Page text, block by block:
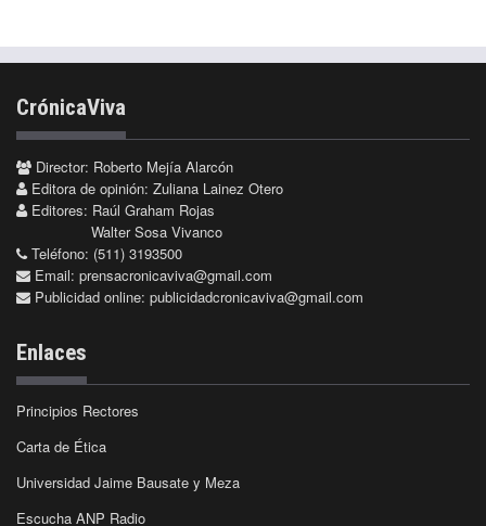
CrónicaViva
Director: Roberto Mejía Alarcón
Editora de opinión: Zuliana Lainez Otero
Editores: Raúl Graham Rojas
Walter Sosa Vivanco
Teléfono: (511) 3193500
Email: prensacronicaviva@gmail.com
Publicidad online: publicidadcronicaviva@gmail.com
Enlaces
Principios Rectores
Carta de Ética
Universidad Jaime Bausate y Meza
Escucha ANP Radio